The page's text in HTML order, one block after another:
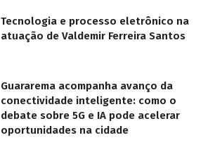
Tecnologia e processo eletrônico na
atuação de Valdemir Ferreira Santos
Guararema acompanha avanço da
conectividade inteligente: como o
debate sobre 5G e IA pode acelerar
oportunidades na cidade